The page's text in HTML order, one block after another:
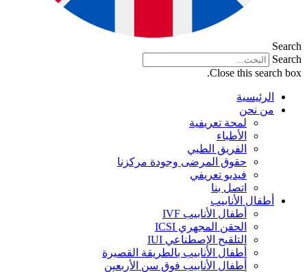
Search
Search
Close this search box.
الرئيسية
من نحن
لمحة تعريفية
الأطباء
الفريق الطبي
حقوق المرضى وجودة مركزنا
فيديو تعريفي
اتصل بنا
أطفال الأنابيب
أطفال الأنابيب IVF
الحقن المجهري ICSI
التلقيح الإصطناعي IUI
أطفال الأنابيب بالطريقة القصيرة
أطفال الأنابيب فوق سن الأربعين